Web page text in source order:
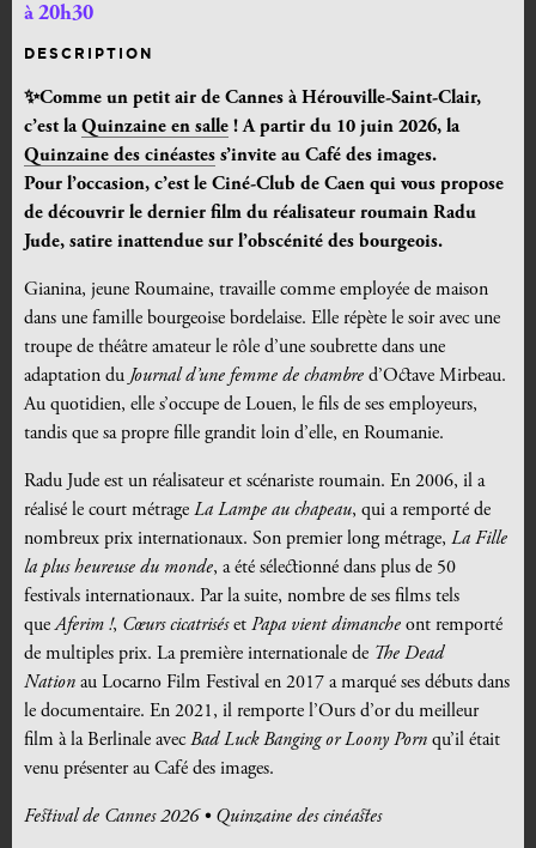
à 20h30
DESCRIPTION
✨Comme un petit air de Cannes à Hérouville-Saint-Clair,
c’est laQuinzaine en salle ! A partir du 10 juin 2026, la
Quinzaine des cinéastes s’invite au Café des images.
Pour l’occasion, c’est le Ciné-Club de Caen qui vous propose
de découvrir le dernier film du réalisateur roumain Radu
Jude, satire inattendue sur l’obscénité des bourgeois.
Gianina, jeune Roumaine, travaille comme employée de maison
dans une famille bourgeoise bordelaise. Elle répète le soir avec une
troupe de théâtre amateur le rôle d’une soubrette dans une
adaptation du Journal d’une femme de chambre d’Octave Mirbeau.
Au quotidien, elle s’occupe de Louen, le fils de ses employeurs,
tandis que sa propre fille grandit loin d’elle, en Roumanie.
Radu Jude est un réalisateur et scénariste roumain. En 2006, il a
réalisé le court métrage La Lampe au chapeau, qui a remporté de
nombreux prix internationaux. Son premier long métrage, La Fille
la plus heureuse du monde, a été sélectionné dans plus de 50
festivals internationaux. Par la suite, nombre de ses films tels
queAferim !, Cœurs cicatriséset Papa vient dimanche ont remporté
de multiples prix. La première internationale de The Dead
Nation au Locarno Film Festival en 2017 a marqué ses débuts dans
le documentaire. En 2021, il remporte l’Ours d’or du meilleur
film à la Berlinale avecBad Luck Banging or Loony Porn qu’il était
venu présenter au Café des images.
Festival de Cannes 2026 • Quinzaine des cinéastes